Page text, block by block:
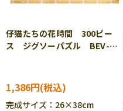
仔猫たちの花時間 300ピー
ス ジグソーパズル BEV-
1,386円
完成サイズ：26×38cm